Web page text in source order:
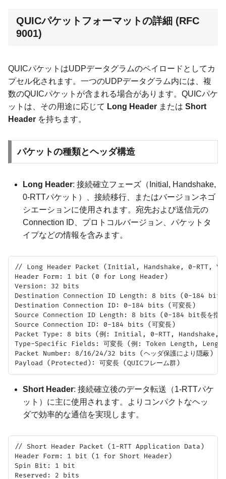
QUICパケットフォーマットの詳細 (RFC
9001)
QUICパケットはUDPデータグラムのペイロードとしてカ
プセル化されます。一つのUDPデータグラム内には、複
数のQUICパケットが含まれる場合があります。QUICパケ
ットは、その用途に応じて Long Header または Short
Header を持ちます。
パケットの種類とヘッダ構造
Long Header: 接続確立フェーズ（Initial, Handshake,
0-RTTパケット）、接続移行、またはバージョンネゴ
シエーションに使用されます。宛先および送信元の
Connection ID、プロトコルバージョン、パケットタ
イプなどの情報を含みます。
// Long Header Packet (Initial, Handshake, 0-RTT,
Header Form: 1 bit (0 for Long Header)
Version: 32 bits
Destination Connection ID Length: 8 bits (0-184 bit長
Destination Connection ID: 0-184 bits (可変長)
Source Connection ID Length: 8 bits (0-184 bit長を指
Source Connection ID: 0-184 bits (可変長)
Packet Type: 8 bits (例: Initial, 0-RTT, Handshake,
Type-Specific Fields: 可変長 (例: Token Length,
Packet Number: 8/16/24/32 bits (ヘッダ保護により隠蔽)
Short Header: 接続確立後のデータ転送（1-RTTパケ
ット）に主に使用されます。よりコンパクトなヘッ
ダで効率的な通信を実現します。
// Short Header Packet (1-RTT Application Data)
Header Form: 1 bit (1 for Short Header)
Spin Bit: 1 bit
Reserved: 2 bits